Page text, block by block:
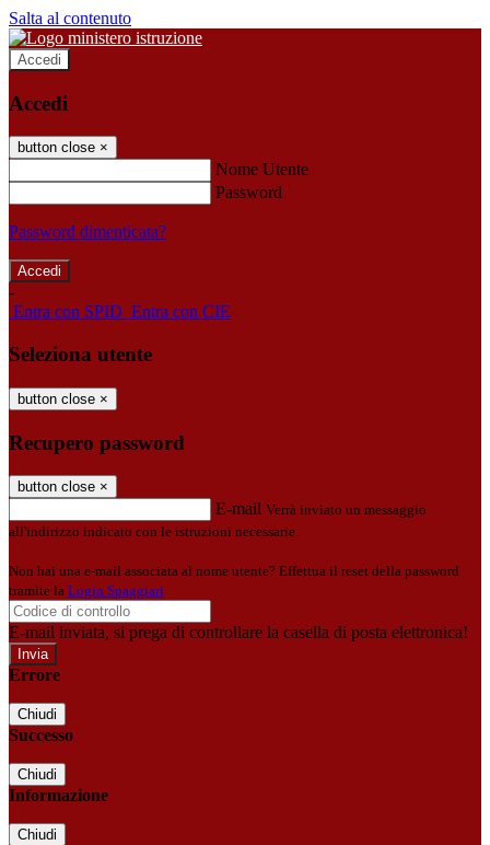
Salta al contenuto
Accedi
Accedi
button close ×
Nome Utente
Password
Password dimenticata?
-
Entra con SPID Entra con CIE
Seleziona utente
button close ×
Recupero password
button close ×
E-mail Verrà inviato un messaggio
all'indirizzo indicato con le istruzioni necessarie.
Non hai una e-mail associata al nome utente? Effettua il reset della password
tramite la Login Spaggiari
E-mail inviata, si prega di controllare la casella di posta elettronica!
Errore
Chiudi
Successo
Chiudi
Informazione
Chiudi